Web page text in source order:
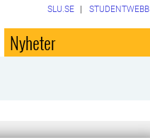
SLU.SE STUDENTWEBB
Nyheter